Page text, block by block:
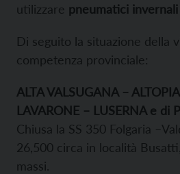
utilizzare pneumatici
Di seguito la situazione della
competenza provinciale:
ALTA VALSUGANA –
LAVARONE – LUSERNA e di
Chiusa la SS 350 Folgaria
26,500 circa in località
massi.